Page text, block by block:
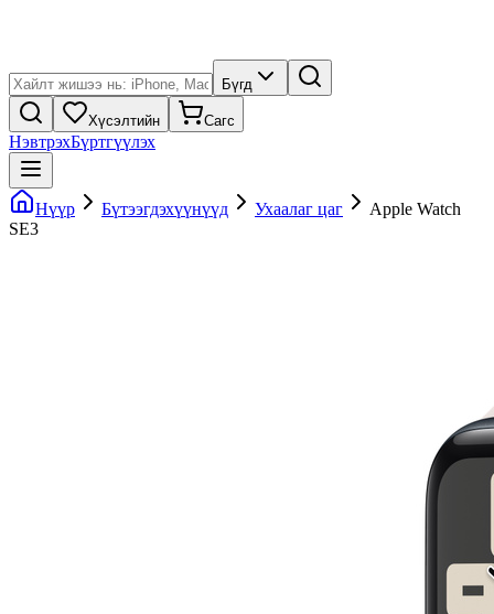
Бүгд
Хүсэлтийн Сагс
НэвтрэхБүртгүүлэх
Нүүр Бүтээгдэхүүнүүд Ухаалаг цаг
Apple Watch
SE3